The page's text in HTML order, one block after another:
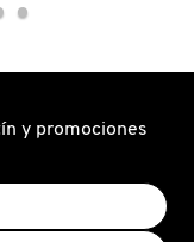
y promociones